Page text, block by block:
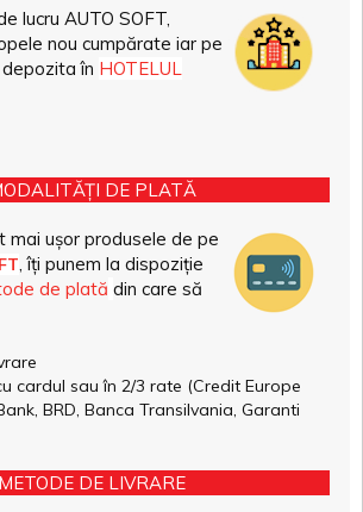
lucru AUTO SOFT,
nou cumpărate iar pe
în HOTELUL
DE PLATĂ
mai ușor produsele de pe
, îți punem la dispoziție
de plată din care să
cardul sau în 2/3 rate (Credit Europe
BRD, Banca Transilvania, Garanti
METODE DE LIVRARE